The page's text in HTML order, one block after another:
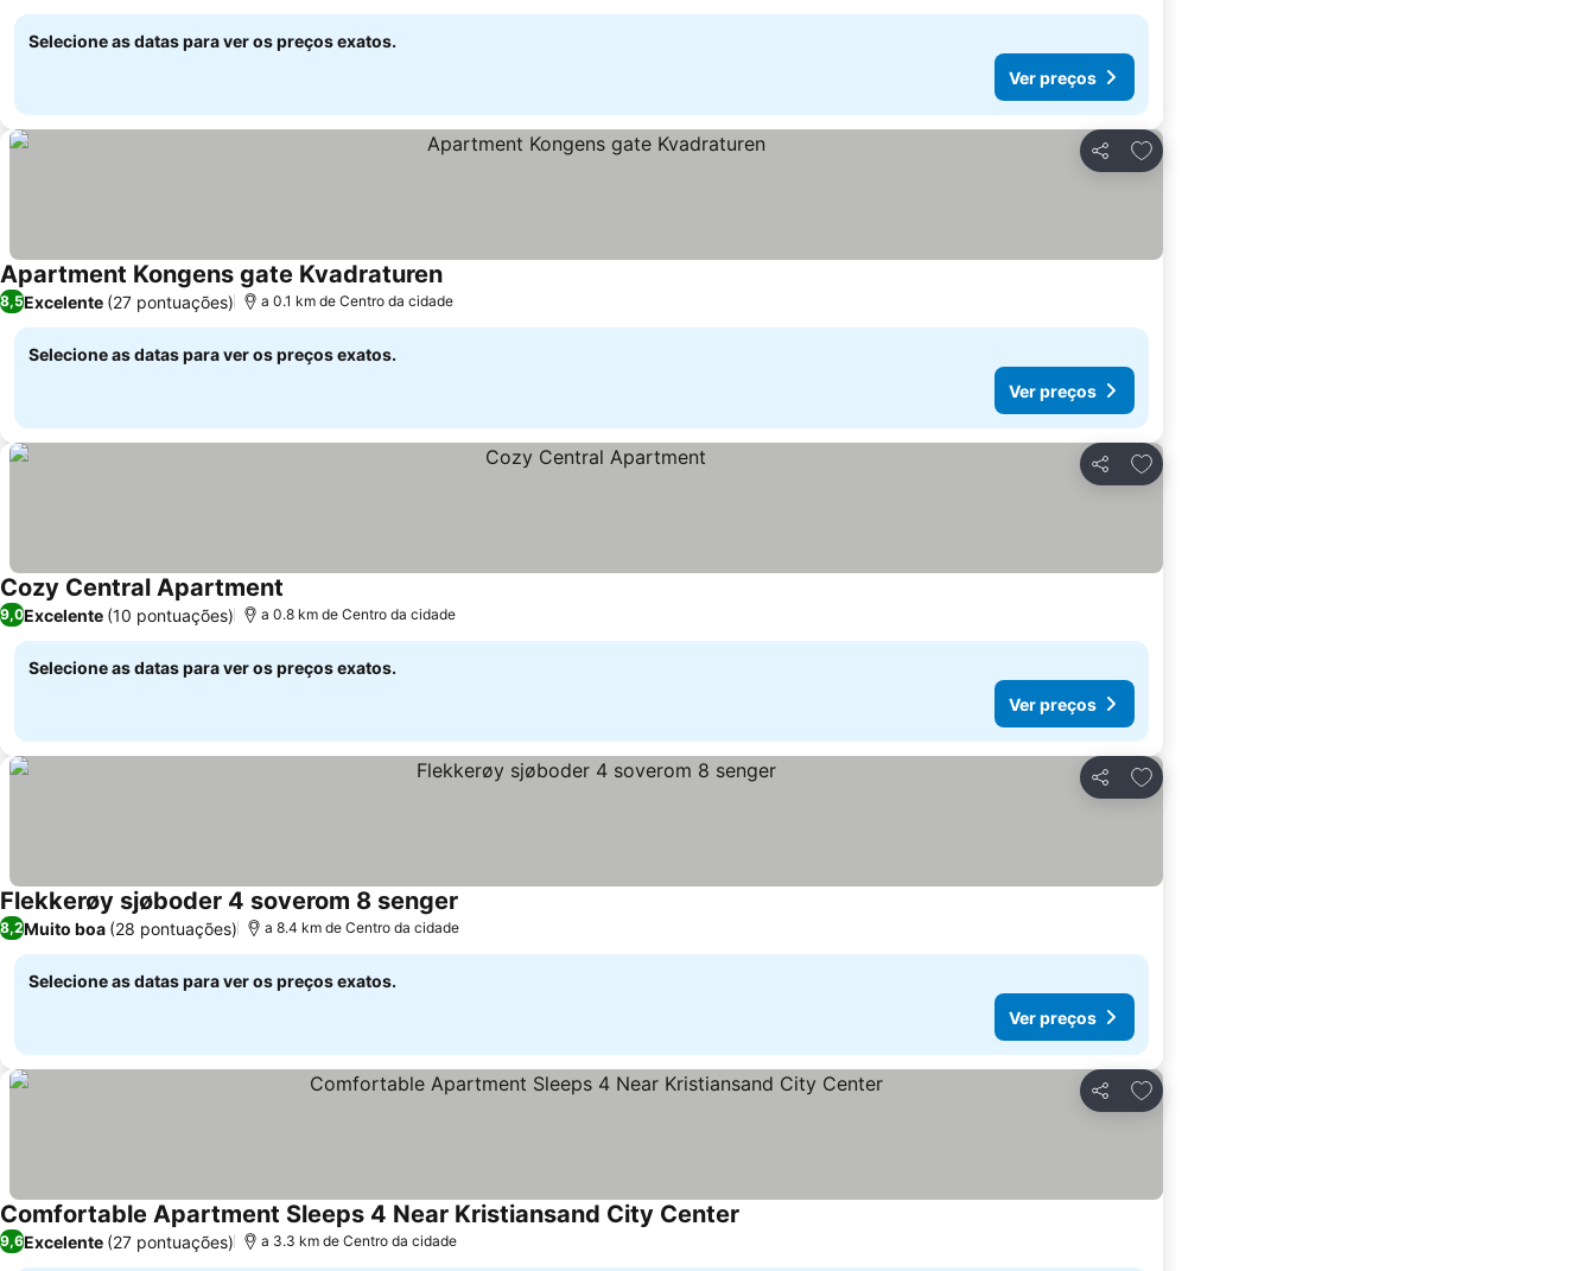
Selecione as datas para ver os preços exatos.
Ver preços
Partilhar
Adicionar aos favoritos
Apartment Kongens gate KvadraturenVer preços
8,5Excelente (27 pontuações) a 0.1 km de Centro da cidade
Selecione as datas para ver os preços exatos.
Ver preços
Partilhar
Adicionar aos favoritos
Cozy Central Apartment
9,0Excelente (10 pontuações) a 0.8 km de Centro da cidade
Selecione as datas para ver os preços exatos.
Ver preços
Partilhar
Adicionar aos favoritos
Flekkerøy sjøboder 4 soverom 8 senger
8,2Muito boa (28 pontuações) a 8.4 km de Centro da cidade
Selecione as datas para ver os preços exatos.
Ver preços
Partilhar
Adicionar aos favoritos
Comfortable Apartment Sleeps 4 Near Kristiansand City Center
9,6Excelente (27 pontuações) a 3.3 km de Centro da cidade